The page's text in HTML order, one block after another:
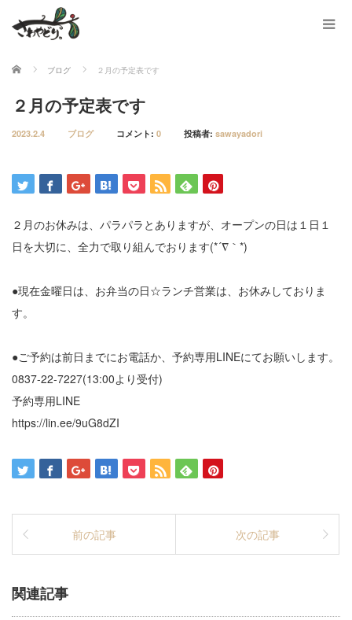
ホーム ブログ ２月の予定表です
２月の予定表です
2023.2.4 ブログ コメント: 0 投稿者: sawayadori
２月のお休みは、パラパラとありますが、オープンの日は１日１
日を大切に、全力で取り組んでおります(*´∇｀*)
●現在金曜日は、お弁当の日☆ランチ営業は、お休みしておりま
す。
●ご予約は前日までにお電話か、予約専用LINEにてお願いします。
0837-22-7227(13:00より受付)
予約専用LINE
https://lin.ee/9uG8dZI
前の記事 次の記事
関連記事